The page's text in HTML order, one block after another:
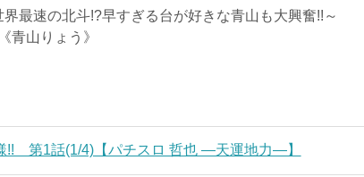
最速の北斗!?早すぎる台が好きな青山も大興奮!!～
青山りょう》
!! 第1話(1/4)【パチスロ 哲也 ―天運地力―】